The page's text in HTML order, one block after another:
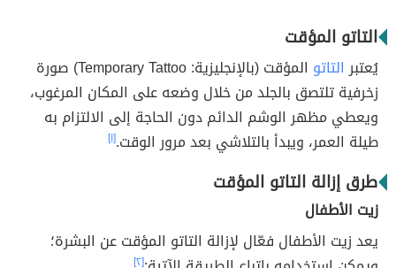
التاتو المؤقت
يُعتبرالتاتو
المؤقت (بالإنجليزية: Temporary Tattoo) صورة
زخرفية تلتصق بالجلد من خلال وضعه على المكان المرغوب،
ويعطي مظهر الوشم الدائم دون الحاجة إلى الالتزام به
طيلة العمر، ويبدأ بالتلاشي بعد مرور الوقت.[١]
طرق إزالة التاتو المؤقت
زيت الأطفال
يعد زيت الأطفال فعّال لإزالة التاتو المؤقت عن البشرة؛
[٢]